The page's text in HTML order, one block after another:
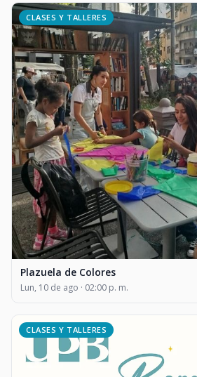
CLASES Y TALLERES
Plazuela de Colores
Lun, 10 de ago · 02:00 p. m.
CLASES Y TALLERES